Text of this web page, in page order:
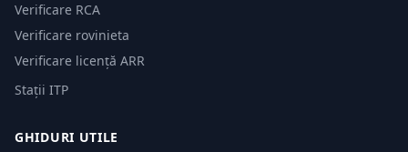
Verificare RCA
Verificare rovinieta
Verificare licență ARR
Stații ITP
GHIDURI UTILE